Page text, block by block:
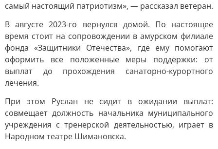
самый настоящий патриотизм», — рассказал ветеран.
В августе 2023-го вернулся домой. По настоящее
время стоит на сопровождении в амурском филиале
фонда «Защитники Отечества», где ему помогают
оформить все положенные меры поддержки: от
выплат до прохождения санаторно-курортного
лечения.
При этом Руслан не сидит в ожидании выплат:
совмещает должность начальника муниципального
учреждения с тренерской деятельностью, играет в
Народном театре Шимановска.